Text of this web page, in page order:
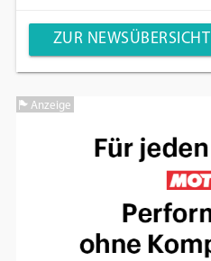
ZUR NEWSÜBERSICHT
Anzeige